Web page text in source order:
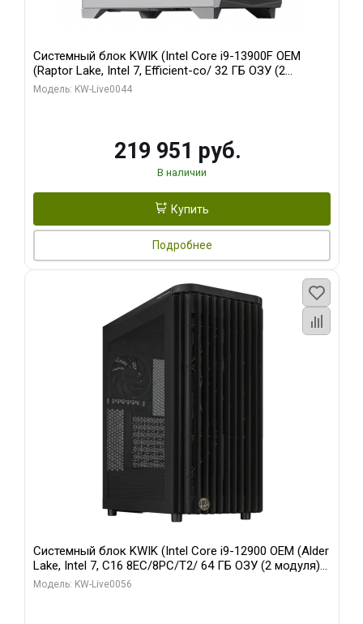
Системный блок KWIK (Intel Core i9-13900F OEM
(Raptor Lake, Intel 7, Efficient-co/ 32 ГБ ОЗУ (2
модуля)/ Gigabyte RTX5070Ti AERO OC 16GB GDDR7
Модель: KW-Live0044
219 951 руб.
В наличии
Купить
Подробнее
Системный блок KWIK (Intel Core i9-12900 OEM (Alder
Lake, Intel 7, C16 8EC/8PC/T2/ 64 ГБ ОЗУ (2 модуля)/
Palit RTX5080 INFINITY 3 OC 16GB GDDR7 256bit 3xDP
Модель: KW-Live0056